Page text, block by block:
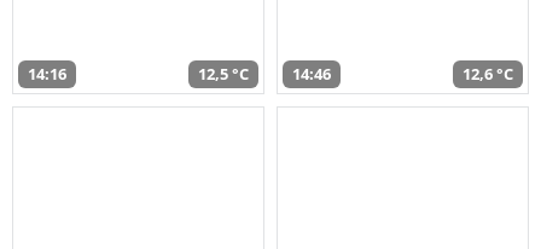
14:16 12,5 °C 14:46 12,6 °C